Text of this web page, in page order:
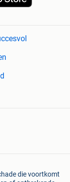
die voortkomt